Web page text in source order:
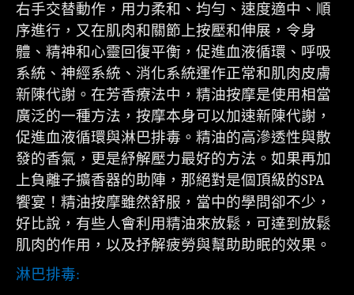
右手交替動作，用力柔和、均勻、速度適中、順
序進行，又在肌肉和關節上按壓和伸展，令身
體、精神和心靈回復平衡，促進血液循環、呼吸
系統、神經系統、消化系統運作正常和肌肉皮膚
新陳代謝。在芳香療法中，精油按摩是使用相當
廣泛的一種方法，按摩本身可以加速新陳代謝，
促進血液循環與淋巴排毒。精油的高滲透性與散
發的香氣，更是紓解壓力最好的方法。如果再加
上負離子擴香器的助陣，那絕對是個頂級的SPA
饗宴！精油按摩雖然舒服，當中的學問卻不少，
好比說，有些人會利用精油來放鬆，可達到放鬆
肌肉的作用，以及抒解疲勞與幫助助眠的效果。
淋巴排毒: